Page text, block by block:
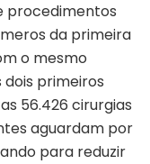
procedimentos
da primeira
o mesmo
dois primeiros
56.426 cirurgias
aguardam por
para reduzir